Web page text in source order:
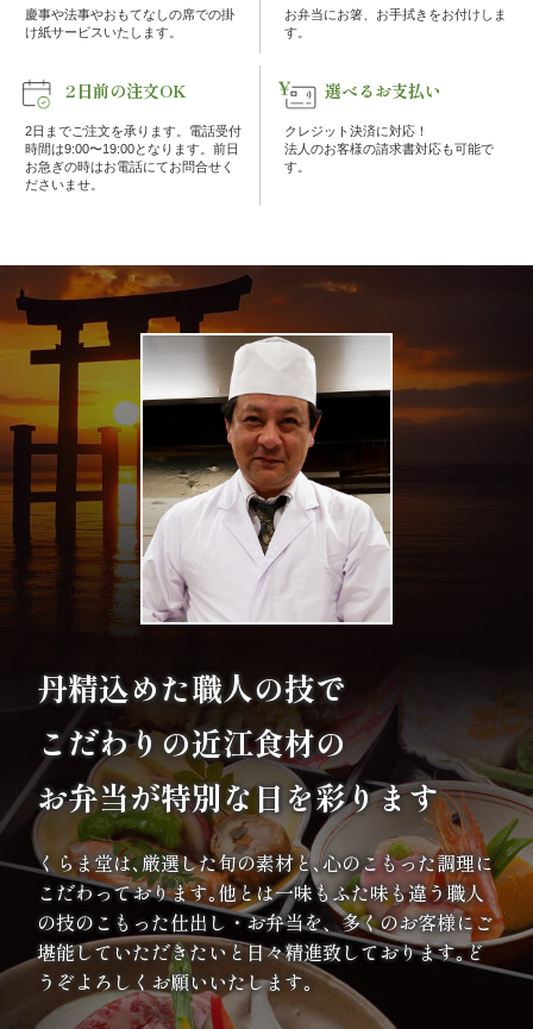
な
行
楽・
光
族
の
集
ま
集
ま
り
価
慶事や法事やおもてなしの席での掛
け紙サービスいたします。
お弁当にお箸、お手拭きをお付けしま
す。
2日前の注文OK
2日までご注文を承ります。電話受付
時間は9:00〜19:00となります。前日
お急ぎの時はお電話にてお問合せく
ださいませ。
選べるお支払い
クレジット決済に対応！
法人のお客様の請求書対応も可能で
す。
丹精込めた職人の技で
こだわりの近江食材の
お弁当が特別な日を彩ります
くらま堂は､厳選した旬の素材と､心のこもった調理に
こだわっております｡他とは一味もふた味も違う職人
の技のこもった仕出し・お弁当を、多くのお客様にご
堪能していただきたいと日々精進致しております｡ど
うぞよろしくお願いいたします｡